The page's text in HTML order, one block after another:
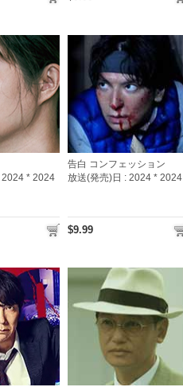
2024 * 2024
告白 コンフェッション
放送(発売)日 : 2024 * 2024
$9.99